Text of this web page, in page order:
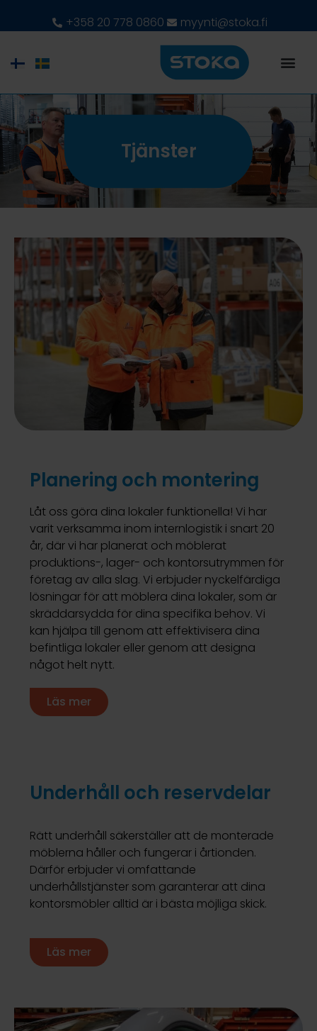
+358 20 778 0860 myynti@stoka.fi
Tjänster
Planering och montering
Låt oss göra dina lokaler funktionella! Vi har
varit verksamma inom internlogistik i snart 20
år, där vi har planerat och möblerat
produktions-, lager- och kontorsutrymmen för
företag av alla slag. Vi erbjuder nyckelfärdiga
lösningar för att möblera dina lokaler, som är
skräddarsydda för dina specifika behov. Vi
kan hjälpa till genom att effektivisera dina
befintliga lokaler eller genom att designa
något helt nytt.
Läs mer
Underhåll och reservdelar
Rätt underhåll säkerställer att de monterade
möblerna håller och fungerar i årtionden.
Därför erbjuder vi omfattande
underhållstjänster som garanterar att dina
kontorsmöbler alltid är i bästa möjliga skick.
Läs mer